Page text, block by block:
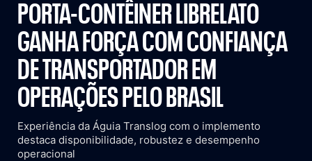
PORTA-CONTÊINER LIBRELATO
GANHA FORÇA COM CONFIANÇA
DE TRANSPORTADOR EM
OPERAÇÕES PELO BRASIL
Experiência da Águia Translog com o implemento
destaca disponibilidade, robustez e desempenho
operacional